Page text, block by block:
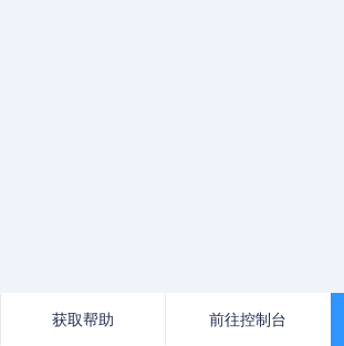
前往控制台
获取帮助